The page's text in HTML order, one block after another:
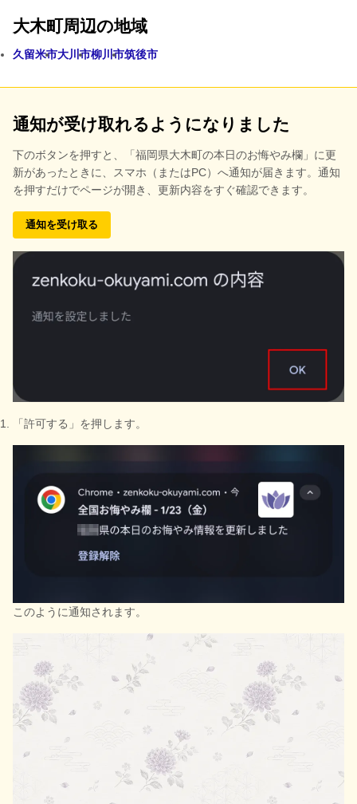
大木町周辺の地域
久留米市大川市柳川市筑後市
通知が受け取れるようになりました
下のボタンを押すと、
「福岡県大木町の本日のお悔やみ欄」に更
新があったときに、スマホ（またはPC）へ通知が届きます。通知
を押すだけでページが開き、更新内容をすぐ確認できます。
通知を受け取る
「許可する」を押します。
このように通知されます。